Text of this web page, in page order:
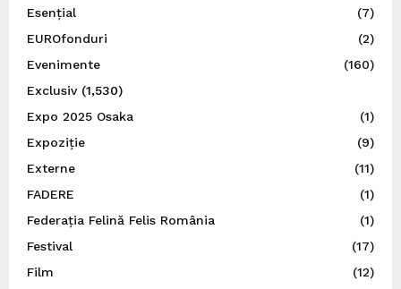
Esențial
(7)
EUROfonduri
(2)
Evenimente
(160)
Exclusiv(1,530)
Expo 2025 Osaka
(1)
Expoziție
(9)
Externe
(11)
FADERE
(1)
Federația Felină Felis România
(1)
Festival
(17)
Film
(12)